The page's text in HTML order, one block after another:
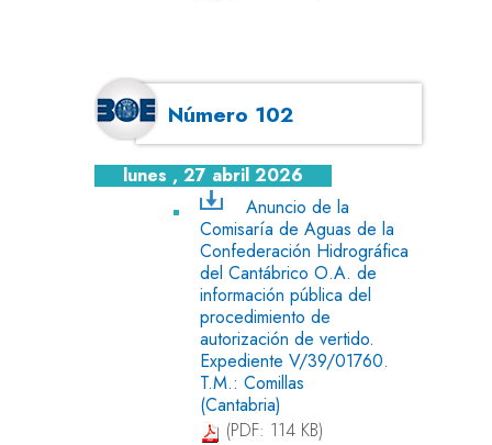
Número 102
lunes , 27 abril 2026
Anuncio de la
Comisaría de Aguas de la
Confederación Hidrográfica
del Cantábrico O.A. de
información pública del
procedimiento de
autorización de vertido.
Expediente V/39/01760.
T.M.: Comillas
(Cantabria)
(PDF: 114 KB)